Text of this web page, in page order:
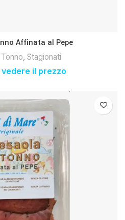
Affinata al Pepe
, Stagionati
il prezzo